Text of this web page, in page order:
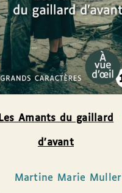
Les Amants du gaillard
d’avant
Martine Marie Muller